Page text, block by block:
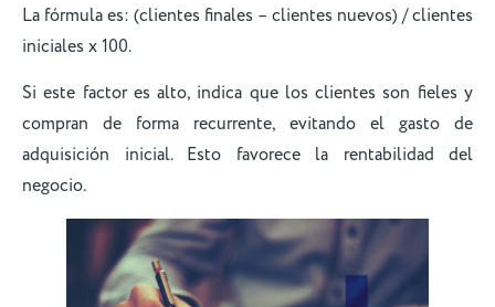
La fórmula es: (clientes finales – clientes nuevos) / clientes
iniciales x 100.
Si este factor es alto, indica que los clientes son fieles y
compran de forma recurrente, evitando el gasto de
adquisición inicial. Esto favorece la rentabilidad del
negocio.